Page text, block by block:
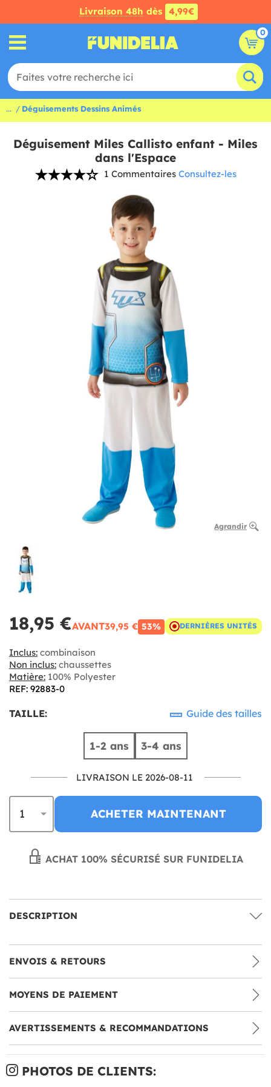
Livraison 48h dès 4,99€
0
... Déguisements Dessins Animés
Déguisement Miles Callisto enfant - Miles
dans l'Espace
1 Commentaires Consultez-les
Agrandir
18,95 €AVANT39,95 € 53% DERNIÈRES UNITÉS
Inclus: combinaison
Non inclus: chaussettes
Matière: 100% Polyester
REF: 92883-0
TAILLE: Guide des tailles
1-2 ans 3-4 ans
LIVRAISON LE 2026-08-11
ACHETER MAINTENANT
ACHAT 100% SÉCURISÉ SUR FUNIDELIA
DESCRIPTION
ENVOIS & RETOURS
MOYENS DE PAIEMENT
AVERTISSEMENTS & RECOMMANDATIONS
PHOTOS DE CLIENTS: